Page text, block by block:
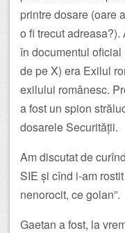
printre dosare (oare
o fi trecut
în documentul
de pe X) era Exilul
exilului românesc.
a fost un spion
dosarele Securității.
Am discutat de
SIE și cînd i-am
nenorocit, ce golan”.
Gaetan a fost, la